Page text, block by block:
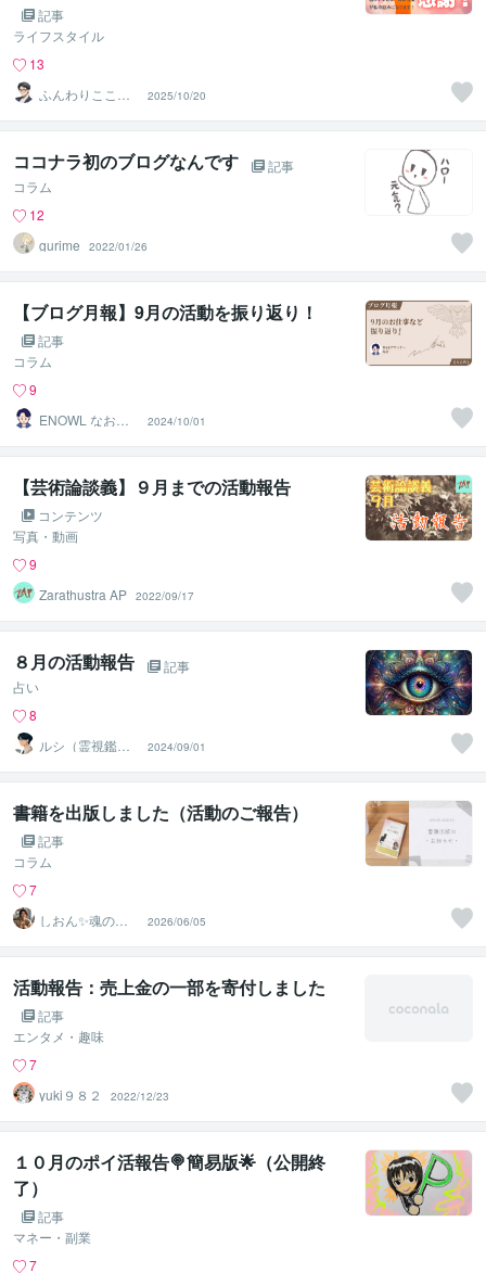
記事
ライフスタイル
13
ふんわりこころ
サポート☘️みち
まさ
2025/10/20
ココナラ初のブログなんです
記事
コラム
12
gurime
2022/01/26
【ブログ月報】9月の活動を振り返り！
記事
コラム
9
ENOWL なお
【Webデザイナ
ー】
2024/10/01
【芸術論談義】９月までの活動報告
コンテンツ
写真・動画
9
Zarathustra AP 2022/09/17
８月の活動報告
記事
占い
8
ルシ（霊視鑑定
士）
2024/09/01
書籍を出版しました（活動のご報告）
記事
コラム
7
しおん✨魂の声
を聴く未来創造
セラピスト✨
2026/06/05
活動報告：売上金の一部を寄付しました
記事
エンタメ・趣味
7
yuki９８２
2022/12/23
１０月のポイ活報告🍭簡易版🌟（公開終
了）
記事
マネー・副業
7